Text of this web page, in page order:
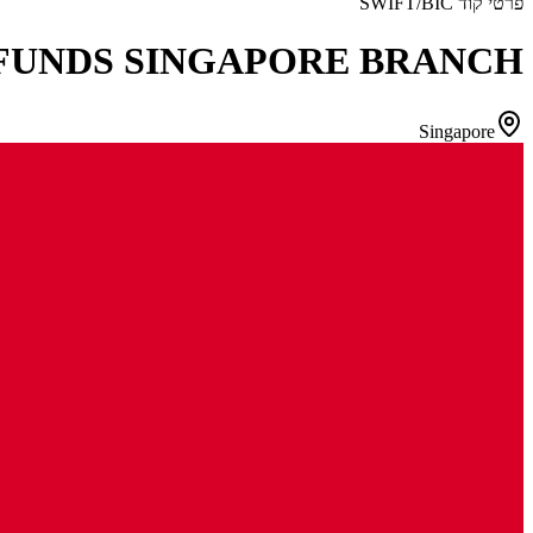
SINGAPORE BRANCH
Singapore